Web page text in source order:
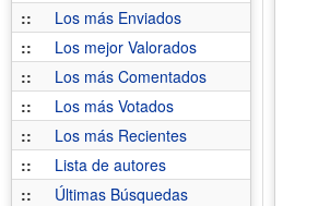
::
Los más Enviados
::
Los mejor Valorados
::
Los más Comentados
::
Los más Votados
::
Los más Recientes
::
Lista de autores
::
Últimas Búsquedas